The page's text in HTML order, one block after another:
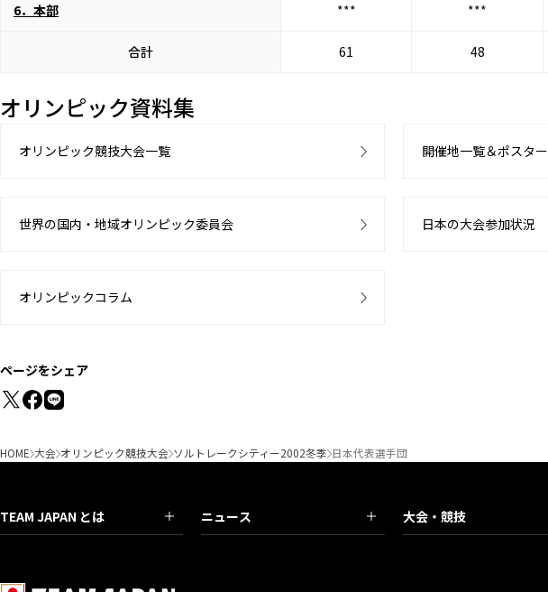
6．本部 *** ***
合計 61 48
オリンピック資料集
オリンピック競技大会一覧 開催地一覧＆ポスター
世界の国内・地域オリンピック委員会 日本の大会参加状況
オリンピックコラム
ページをシェア
HOME 大会 オリンピック競技大会 ソルトレークシティー2002冬季 日本代表選手団
TEAM JAPAN とは ニュース 大会・競技